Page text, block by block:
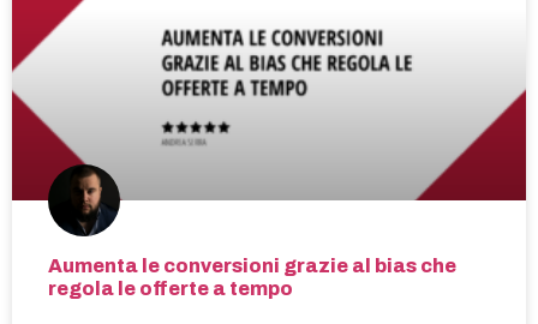
Aumenta le conversioni grazie al bias che
regola le offerte a tempo